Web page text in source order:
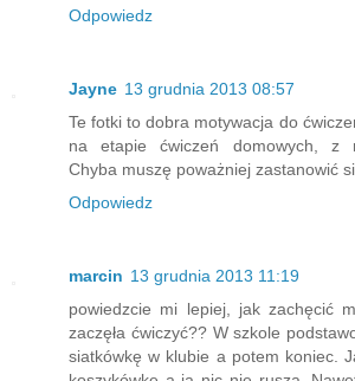
Odpowiedz
Jayne 13 grudnia 2013 08:57
Te fotki to dobra motywacja do
na etapie ćwiczeń domowych, z
Chyba muszę poważniej zastanowić
Odpowiedz
marcin 13 grudnia 2013 11:19
powiedzcie mi lepiej, jak zachęcić
zaczęła ćwiczyć?? W szkole
siatkówkę w klubie a potem koniec.